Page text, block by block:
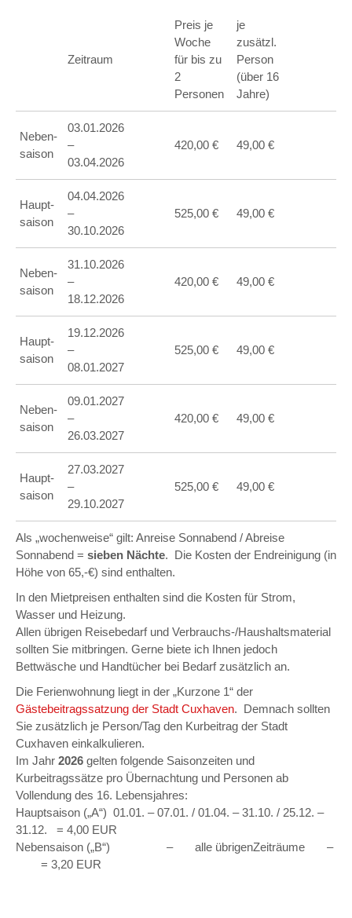
Zeitraum
Preis je
Woche
für bis zu
2
Personen
je
zusätzl.
Person
(über 16
Jahre)
Neben-
saison
03.01.2026
–
03.04.2026
420,00 € 49,00 €
Haupt-
saison
04.04.2026
–
30.10.2026
525,00 € 49,00 €
Neben-
saison
31.10.2026
–
18.12.2026
420,00 € 49,00 €
Haupt-
saison
19.12.2026
–
08.01.2027
525,00 € 49,00 €
Neben-
saison
09.01.2027
–
26.03.2027
420,00 € 49,00 €
Haupt-
saison
27.03.2027
–
29.10.2027
525,00 € 49,00 €
Als „wochenweise“ gilt: Anreise Sonnabend / Abreise
Sonnabend = sieben Nächte. Die Kosten der Endreinigung (in
Höhe von 65,-€) sind enthalten.
In den Mietpreisen enthalten sind die Kosten für Strom,
Wasser und Heizung.
Allen übrigen Reisebedarf und Verbrauchs-/Haushaltsmaterial
sollten Sie mitbringen. Gerne biete ich Ihnen jedoch
Bettwäsche und Handtücher bei Bedarf zusätzlich an.
Die Ferienwohnung liegt in der „Kurzone 1“ der
Gästebeitragssatzung der Stadt Cuxhaven. Demnach sollten
Sie zusätzlich je Person/Tag den Kurbeitrag der Stadt
Cuxhaven einkalkulieren.
Im Jahr 2026 gelten folgende Saisonzeiten und
Kurbeitragssätze pro Übernachtung und Personen ab
Vollendung des 16. Lebensjahres:
Hauptsaison („A“) 01.01. – 07.01. / 01.04. – 31.10. / 25.12. –
31.12. = 4,00 EUR
Nebensaison („B“) – alle übrigenZeiträume –
= 3,20 EUR